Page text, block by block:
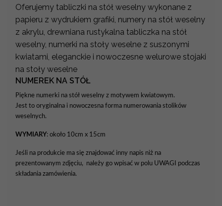
Oferujemy tabliczki na stół weselny wykonane z
papieru z wydrukiem grafiki, numery na stół weselny
z akrylu, drewniana rustykalna tabliczka na stół
weselny, numerki na stoły weselne z suszonymi
kwiatami, eleganckie i nowoczesne welurowe stojaki
na stoły weselne
NUMEREK NA STÓŁ
Piękne numerki na stół weselny z motywem kwiatowym.
Jest to oryginalna i nowoczesna forma numerowania stolików
weselnych.
WYMIARY: około 10cm x 15cm
Jeśli na produkcie ma się znajdować inny napis niż na
prezentowanym zdjęciu, należy go wpisać w polu UWAGI podczas
składania zamówienia.